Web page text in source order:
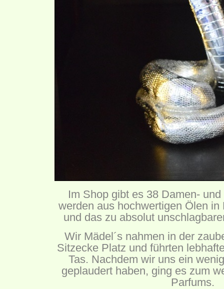
Im Shop gibt es 38 Damen-
werden aus hochwertigen Ölen in
und das zu absolut
Wir Mädel´s nahmen in der
Sitzecke Platz und führten
Tas. Nachdem wir uns ein
geplaudert haben, ging es zum
Parfums.